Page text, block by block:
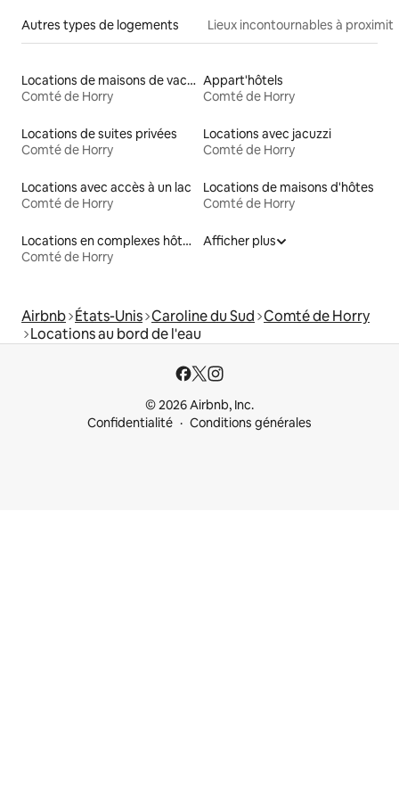
Autres types de logements Lieux incontournables à
Locations de maisons de vacances
Comté de Horry
Appart'hôtels
Comté de Horry
Locations de suites privées
Comté de Horry
Locations avec jacuzzi
Comté de Horry
Locations avec accès à un lac
Comté de Horry
Locations de maisons d'hôtes
Comté de Horry
Locations en complexes hôteliers
Comté de Horry
Afficher plus
Airbnb États-Unis Caroline du Sud Comté de Horry
Locations au bord de l'eau
© 2026 Airbnb, Inc.
Confidentialité
Conditions générales